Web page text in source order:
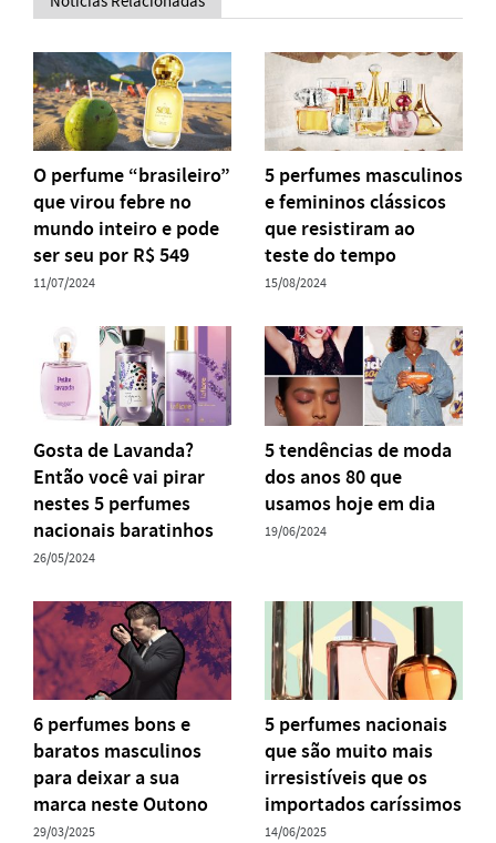
O perfume “brasileiro”
que virou febre no
mundo inteiro e pode
ser seu por R$ 549
11/07/2024
5 perfumes masculinos
e femininos clássicos
que resistiram ao
teste do tempo
15/08/2024
Gosta de Lavanda?
Então você vai pirar
nestes 5 perfumes
nacionais baratinhos
26/05/2024
5 tendências de moda
dos anos 80 que
usamos hoje em dia
19/06/2024
6 perfumes bons e
baratos masculinos
para deixar a sua
marca neste Outono
29/03/2025
5 perfumes nacionais
que são muito mais
irresistíveis que os
importados caríssimos
14/06/2025